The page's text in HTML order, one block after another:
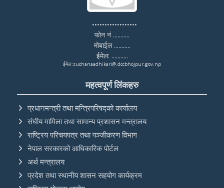
..................
फोन नं ...........
मोबाईल ...........
ईमेल: ...........
ईमेल:suchanaadhikari@.dccbhojpur.gov.np
महत्वपूर्ण लिंकहरु
प्रधानमन्त्री तथा मन्त्रिपरिषद्को कार्यालय
संघीय मामिला तथा सामान्य प्रशासन मन्त्रालय
राष्ट्रिय परिचयपत्र तथा पञ्‍जीकरण विभाग
नेपाल सरकारको आधिकारिक पोर्टल
अर्थ मन्त्रालय
प्रदेश तथा स्थानीय शासन सहयोग कार्यक्रम